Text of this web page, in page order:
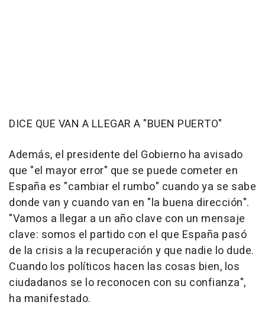
DICE QUE VAN A LLEGAR A "BUEN PUERTO"
Además, el presidente del Gobierno ha avisado
que "el mayor error" que se puede cometer en
España es "cambiar el rumbo" cuando ya se sabe
donde van y cuando van en "la buena dirección".
"Vamos a llegar a un año clave con un mensaje
clave: somos el partido con el que España pasó
de la crisis a la recuperación y que nadie lo dude.
Cuando los políticos hacen las cosas bien, los
ciudadanos se lo reconocen con su confianza",
ha manifestado.